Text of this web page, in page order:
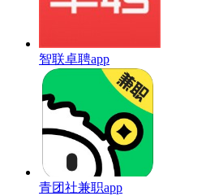
智联卓聘app
青团社兼职app